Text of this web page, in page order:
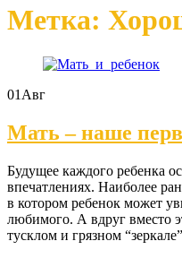
Метка:
01 Авг
Мать – наше
Будущее каждого ребенка
впечатлениях. Наиболее
в котором ребенок может
любимого. А вдруг вместо
тусклом и грязном